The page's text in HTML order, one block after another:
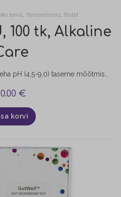
tervis, Tervisetooted, Testid
100 tk, Alkaline
Kõrge täpsusega testribad keha pH (4,5-9,0) taseme mõõtmiseks. pH testribad testivad spetsiaalselt uriini või sülje pH väärtusi. Avastage uued pH mõõtmiseks mõeldud ribad!
€
korvi